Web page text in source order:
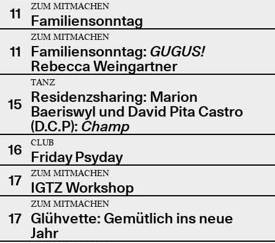
11
ZUM MITMACHEN
Familiensonntag
11
ZUM MITMACHEN
Familiensonntag: GUGUS!
Rebecca Weingartner
15
TANZ
Residenzsharing: Marion
Baeriswyl und David Pita Castro
(D.C.P): Champ
16
CLUB
Friday Psyday
17
ZUM MITMACHEN
IGTZ Workshop
17
ZUM MITMACHEN
Glühvette: Gemütlich ins neue
Jahr